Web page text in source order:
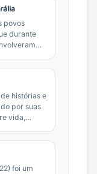
povos
durante
histórias e
por suas
vida,
foi um